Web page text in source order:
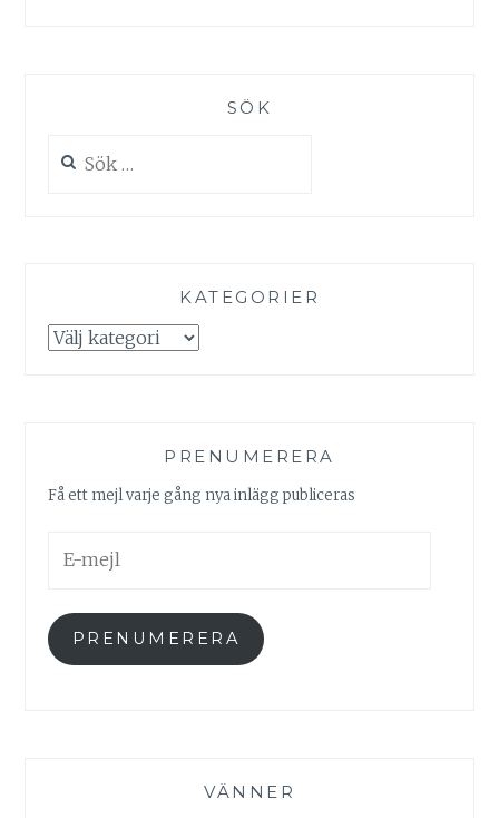
SÖK
efter:
KATEGORIER
Kategorier
PRENUMERERA
Få ett mejl varje gång nya inlägg publiceras
mejl
PRENUMERERA
VÄNNER